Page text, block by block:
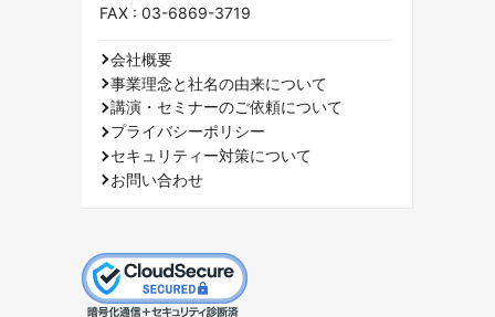
FAX : 03-6869-3719
会社概要
事業理念と社名の由来について
講演・セミナーのご依頼について
プライバシーポリシー
セキュリティー対策について
お問い合わせ